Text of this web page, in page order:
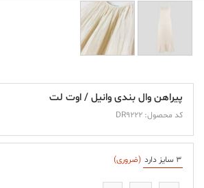
پیراهن وال بندی وانیل / اوت لت
کد محصول: DR9222
3 سایز دارد (ضروری)